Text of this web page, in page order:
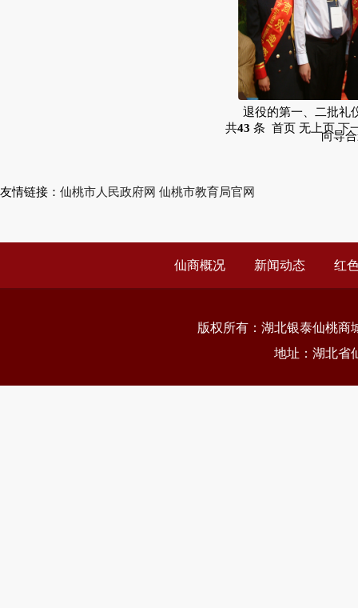
退役的第一、二批礼
向导
共43 条 首页 无上页下
友情链接： 仙桃市人民政府网 仙桃市教育局官网
仙商概况 新闻动态 红
版权所有： 湖北银泰仙桃商
地址：湖北省